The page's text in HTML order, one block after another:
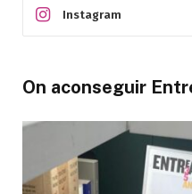
Instagram
On aconseguir